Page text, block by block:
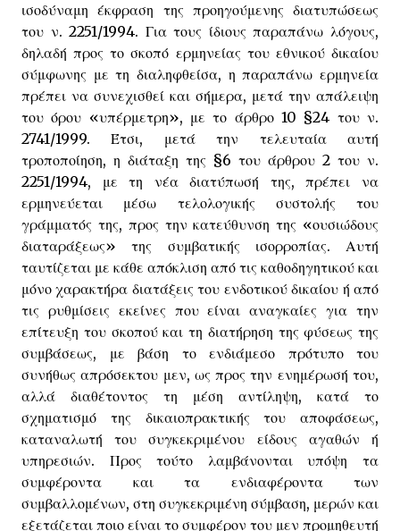
ισοδύναμη έκφραση της προηγούμενης διατυπώσεως
του ν. 2251/1994. Για τους ίδιους παραπάνω λόγους,
δηλαδή προς το σκοπό ερμηνείας του εθνικού δικαίου
σύμφωνης με τη διαληφθείσα, η παραπάνω ερμηνεία
πρέπει να συνεχισθεί και σήμερα, μετά την απάλειψη
του όρου «υπέρμετρη», με το άρθρο 10 §24 του ν.
2741/1999. Έτσι, μετά την τελευταία αυτή
τροποποίηση, η διάταξη της §6 του άρθρου 2 του ν.
2251/1994, με τη νέα διατύπωσή της, πρέπει να
ερμηνεύεται μέσω τελολογικής συστολής του
γράμματός της, προς την κατεύθυνση της «ουσιώδους
διαταράξεως» της συμβατικής ισορροπίας. Αυτή
ταυτίζεται με κάθε απόκλιση από τις καθοδηγητικού και
μόνο χαρακτήρα διατάξεις του ενδοτικού δικαίου ή από
τις ρυθμίσεις εκείνες που είναι αναγκαίες για την
επίτευξη του σκοπού και τη διατήρηση της φύσεως της
συμβάσεως, με βάση το ενδιάμεσο πρότυπο του
συνήθως απρόσεκτου μεν, ως προς την ενημέρωσή του,
αλλά διαθέτοντος τη μέση αντίληψη, κατά το
σχηματισμό της δικαιοπρακτικής του αποφάσεως,
καταναλωτή του συγκεκριμένου είδους αγαθών ή
υπηρεσιών. Προς τούτο λαμβάνονται υπόψη τα
συμφέροντα και τα ενδιαφέροντα των
συμβαλλομένων, στη συγκεκριμένη σύμβαση, μερών και
εξετάζεται ποιο είναι το συμφέρον του μεν προμηθευτή